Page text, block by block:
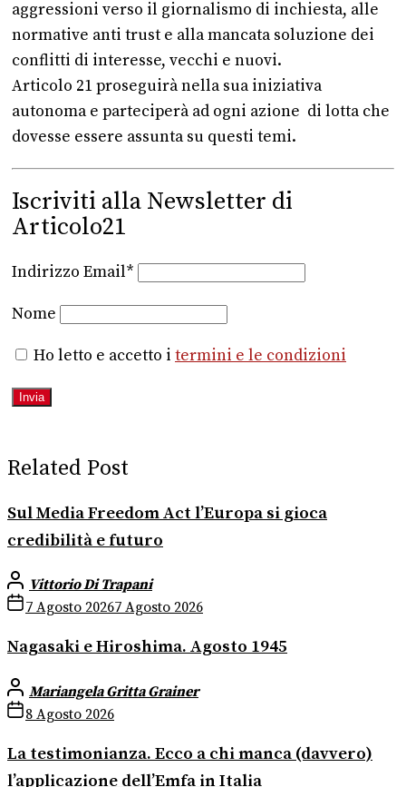
aggressioni verso il giornalismo di inchiesta, alle
normative anti trust e alla mancata soluzione dei
conflitti di interesse, vecchi e nuovi.
Articolo 21 proseguirà nella sua iniziativa
autonoma e parteciperà ad ogni azione di lotta che
dovesse essere assunta su questi temi.
Iscriviti alla Newsletter di
Articolo21
Indirizzo Email*
Nome
Ho letto e accetto i termini e le condizioni
Related Post
Sul Media Freedom Act l’Europa si gioca
credibilità e futuro
Vittorio Di Trapani
7 Agosto 20267 Agosto 2026
Nagasaki e Hiroshima. Agosto 1945
Mariangela Gritta Grainer
8 Agosto 2026
La testimonianza. Ecco a chi manca (davvero)
l’applicazione dell’Emfa in Italia